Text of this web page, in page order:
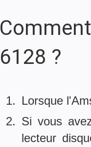
6128 ?
Lorsque
Si vous
lecteur